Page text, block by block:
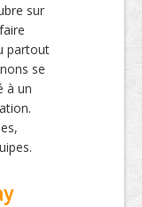
sur
partout
se
à un